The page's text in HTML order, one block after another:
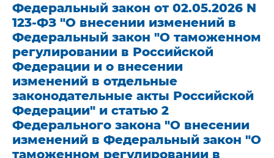
Федеральный закон от 02.05.2026 N
123-ФЗ "О внесении изменений в
Федеральный закон "О таможенном
регулировании в Российской
Федерации и о внесении
изменений в отдельные
законодательные акты Российской
Федерации" и статью 2
Федерального закона "О внесении
изменений в Федеральный закон "О
таможенном регулировании в